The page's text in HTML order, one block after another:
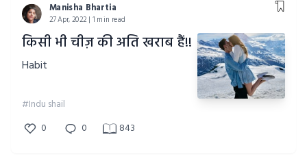
Manisha Bhartia
27 Apr, 2022 | 1 min read
किसी भी चीज़ की अति खराब हैं!!
Habit
#Indu shail
0
0 843